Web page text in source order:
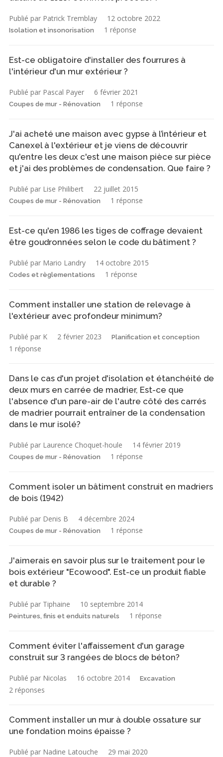
Publié par Patrick Tremblay 12 octobre 2022
Isolation et insonorisation 1 réponse
Est-ce obligatoire d'installer des fourrures à
l'intérieur d'un mur extérieur ?
Publié par Pascal Payer 6 février 2021
Coupes de mur - Rénovation 1 réponse
J'ai acheté une maison avec gypse à l’intérieur et
Canexel à l'extérieur et je viens de découvrir
qu'entre les deux c'est une maison pièce sur pièce
et j'ai des problèmes de condensation. Que faire ?
Publié par Lise Philibert 22 juillet 2015
Coupes de mur - Rénovation 1 réponse
Est-ce qu'en 1986 les tiges de coffrage devaient
être goudronnées selon le code du bâtiment ?
Publié par Mario Landry 14 octobre 2015
Codes et règlementations 1 réponse
Comment installer une station de relevage à
l'extérieur avec profondeur minimum?
Publié par K 2 février 2023 Planification et conception
1 réponse
Dans le cas d'un projet d'isolation et étanchéité de
deux murs en carrée de madrier, Est-ce que
l'absence d'un pare-air de l'autre côté des carrés
de madrier pourrait entraîner de la condensation
dans le mur isolé?
Publié par Laurence Choquet-houle 14 février 2019
Coupes de mur - Rénovation 1 réponse
Comment isoler un bâtiment construit en madriers
de bois (1942)
Publié par Denis B 4 décembre 2024
Coupes de mur - Rénovation 1 réponse
J'aimerais en savoir plus sur le traitement pour le
bois extérieur "Ecowood". Est-ce un produit fiable
et durable ?
Publié par Tiphaine 10 septembre 2014
Peintures, finis et enduits naturels 1 réponse
Comment éviter l'affaissement d'un garage
construit sur 3 rangées de blocs de béton?
Publié par Nicolas 16 octobre 2014 Excavation
2 réponses
Comment installer un mur à double ossature sur
une fondation moins épaisse ?
Publié par Nadine Latouche 29 mai 2020